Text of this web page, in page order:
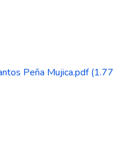
Peña Mujica.pdf(1.77